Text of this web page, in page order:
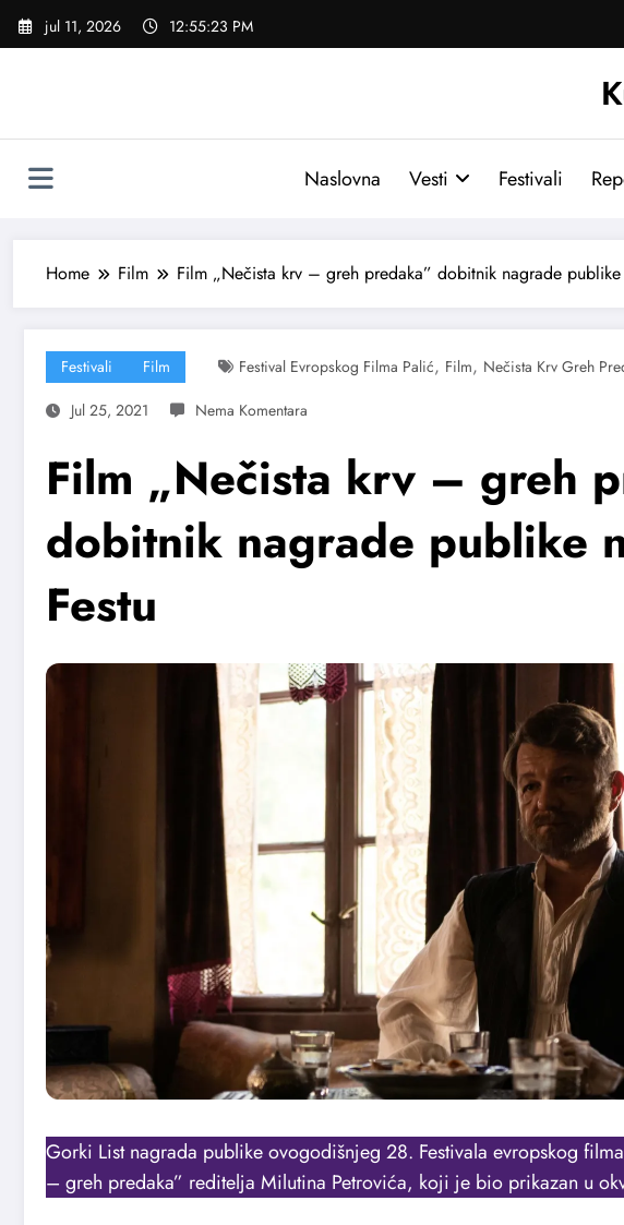
Skoči
jul 11, 2026 12:55:23 PM
Naslovna Vesti Festivali
Home Film Film „Nečista krv – greh predaka” dobitnik nagrade
Festivali Film Festival Evropskog Filma Palić, Film, Nečista Krv Greh
Jul 25, 2021
Film „Nečista krv – greh
dobitnik nagrade publike
Festu
Gorki List nagrada publike ovogodišnjeg 28. Festivala evropskog
– greh predaka” reditelja Milutina Petrovića, koji je bio prikazan u